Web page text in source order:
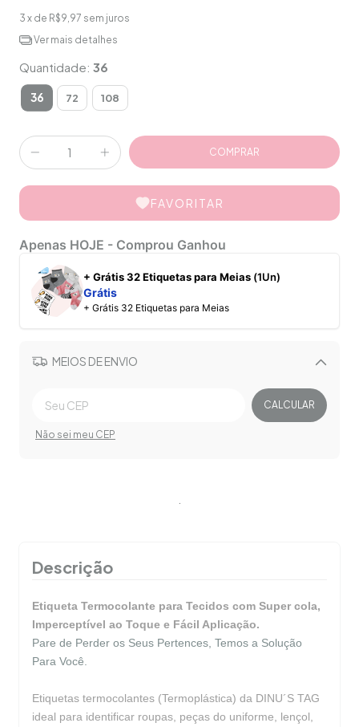
3 x de R$9,97 sem juros
Ver mais detalhes
Quantidade: 36
36 72 108
FAVORITAR
Apenas HOJE - Comprou Ganhou
+ Grátis 32 Etiquetas para Meias (1Un)
Grátis
+ Grátis 32 Etiquetas para Meias
MEIOS DE ENVIO
Alterar CEP
CALCULAR
Não sei meu CEP
Descrição
Etiqueta Termocolante para Tecidos com Super cola,
Imperceptível ao Toque e Fácil Aplicação.
Pare de Perder os Seus Pertences, Temos a Solução
Para Você.
Etiquetas termocolantes (Termoplástica) da DINU´S TAG
ideal para identificar roupas, peças do uniforme, lençol,